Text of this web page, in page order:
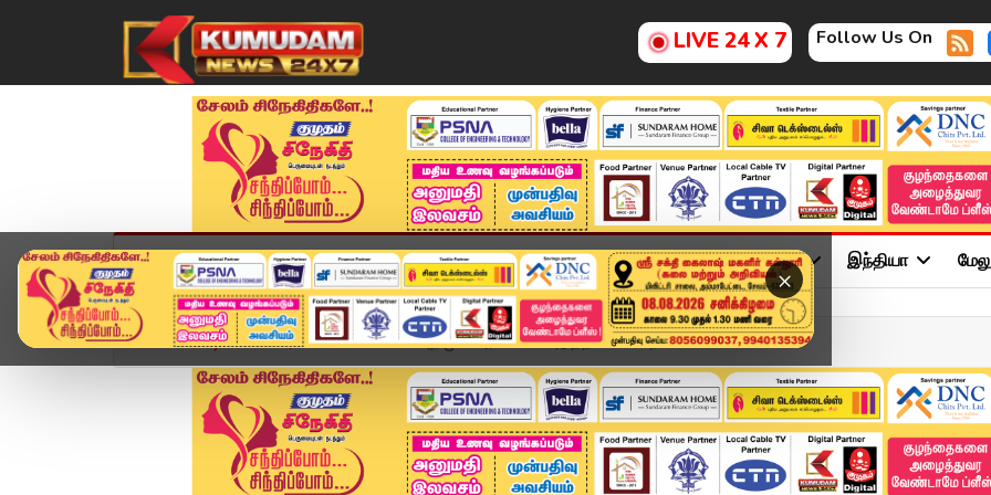
LIVE 24 X 7 Follow Us On
×
முகப்பு விளையாட்டு அண்மை தமிழ்நாடு சினிமா அரசியல் விளையாட்டு இந்தியா
Home வீடியோ ஸ்டோரி BREAKING : அதிமுக அரசியலில் அடுத்த கட்டம்..! நா...